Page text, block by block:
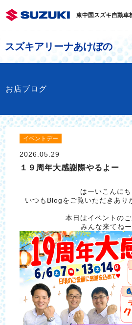
東中国スズキ自動車
スズキアリーナあけぼの
お店ブログ
イベントデー
2026.05.29
１９周年大感謝際やるよー
はーいこんにち
いつもBlogをご覧いただきあり
本日はイベントのご
みんな来てねー